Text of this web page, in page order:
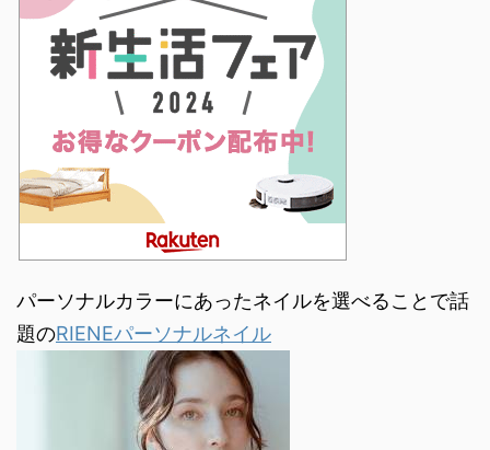
パーソナルカラーにあったネイルを選べることで話
題のRIENEパーソナルネイル